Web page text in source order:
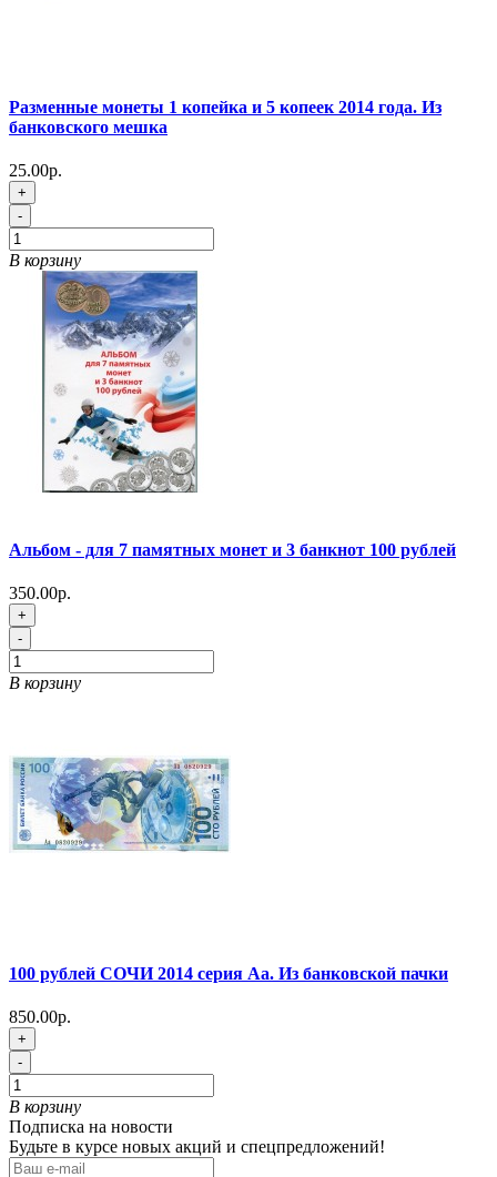
Разменные монеты 1 копейка и 5 копеек 2014 года. Из
банковского мешка
25.00р.
+
-
В корзину
Альбом - для 7 памятных монет и 3 банкнот 100 рублей
350.00р.
+
-
В корзину
100 рублей СОЧИ 2014 серия Аа. Из банковской пачки
850.00р.
+
-
В корзину
Подписка на новости
Будьте в курсе новых акций и спецпредложений!